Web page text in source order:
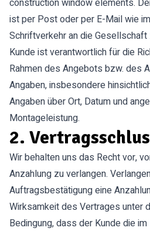
construction window elements.
ist per Post oder per E-Mail wie
Schriftverkehr an die
Kunde ist verantwortlich für die
Rahmen des Angebots bzw. des
Angaben, insbesondere
Angaben über Ort, Datum und
Montageleistung.
2.
Wir behalten uns das Recht vor,
Anzahlung zu verlangen.
Auftragsbestätigung eine
Wirksamkeit des Vertrages unter
Bedingung, dass der Kunde die